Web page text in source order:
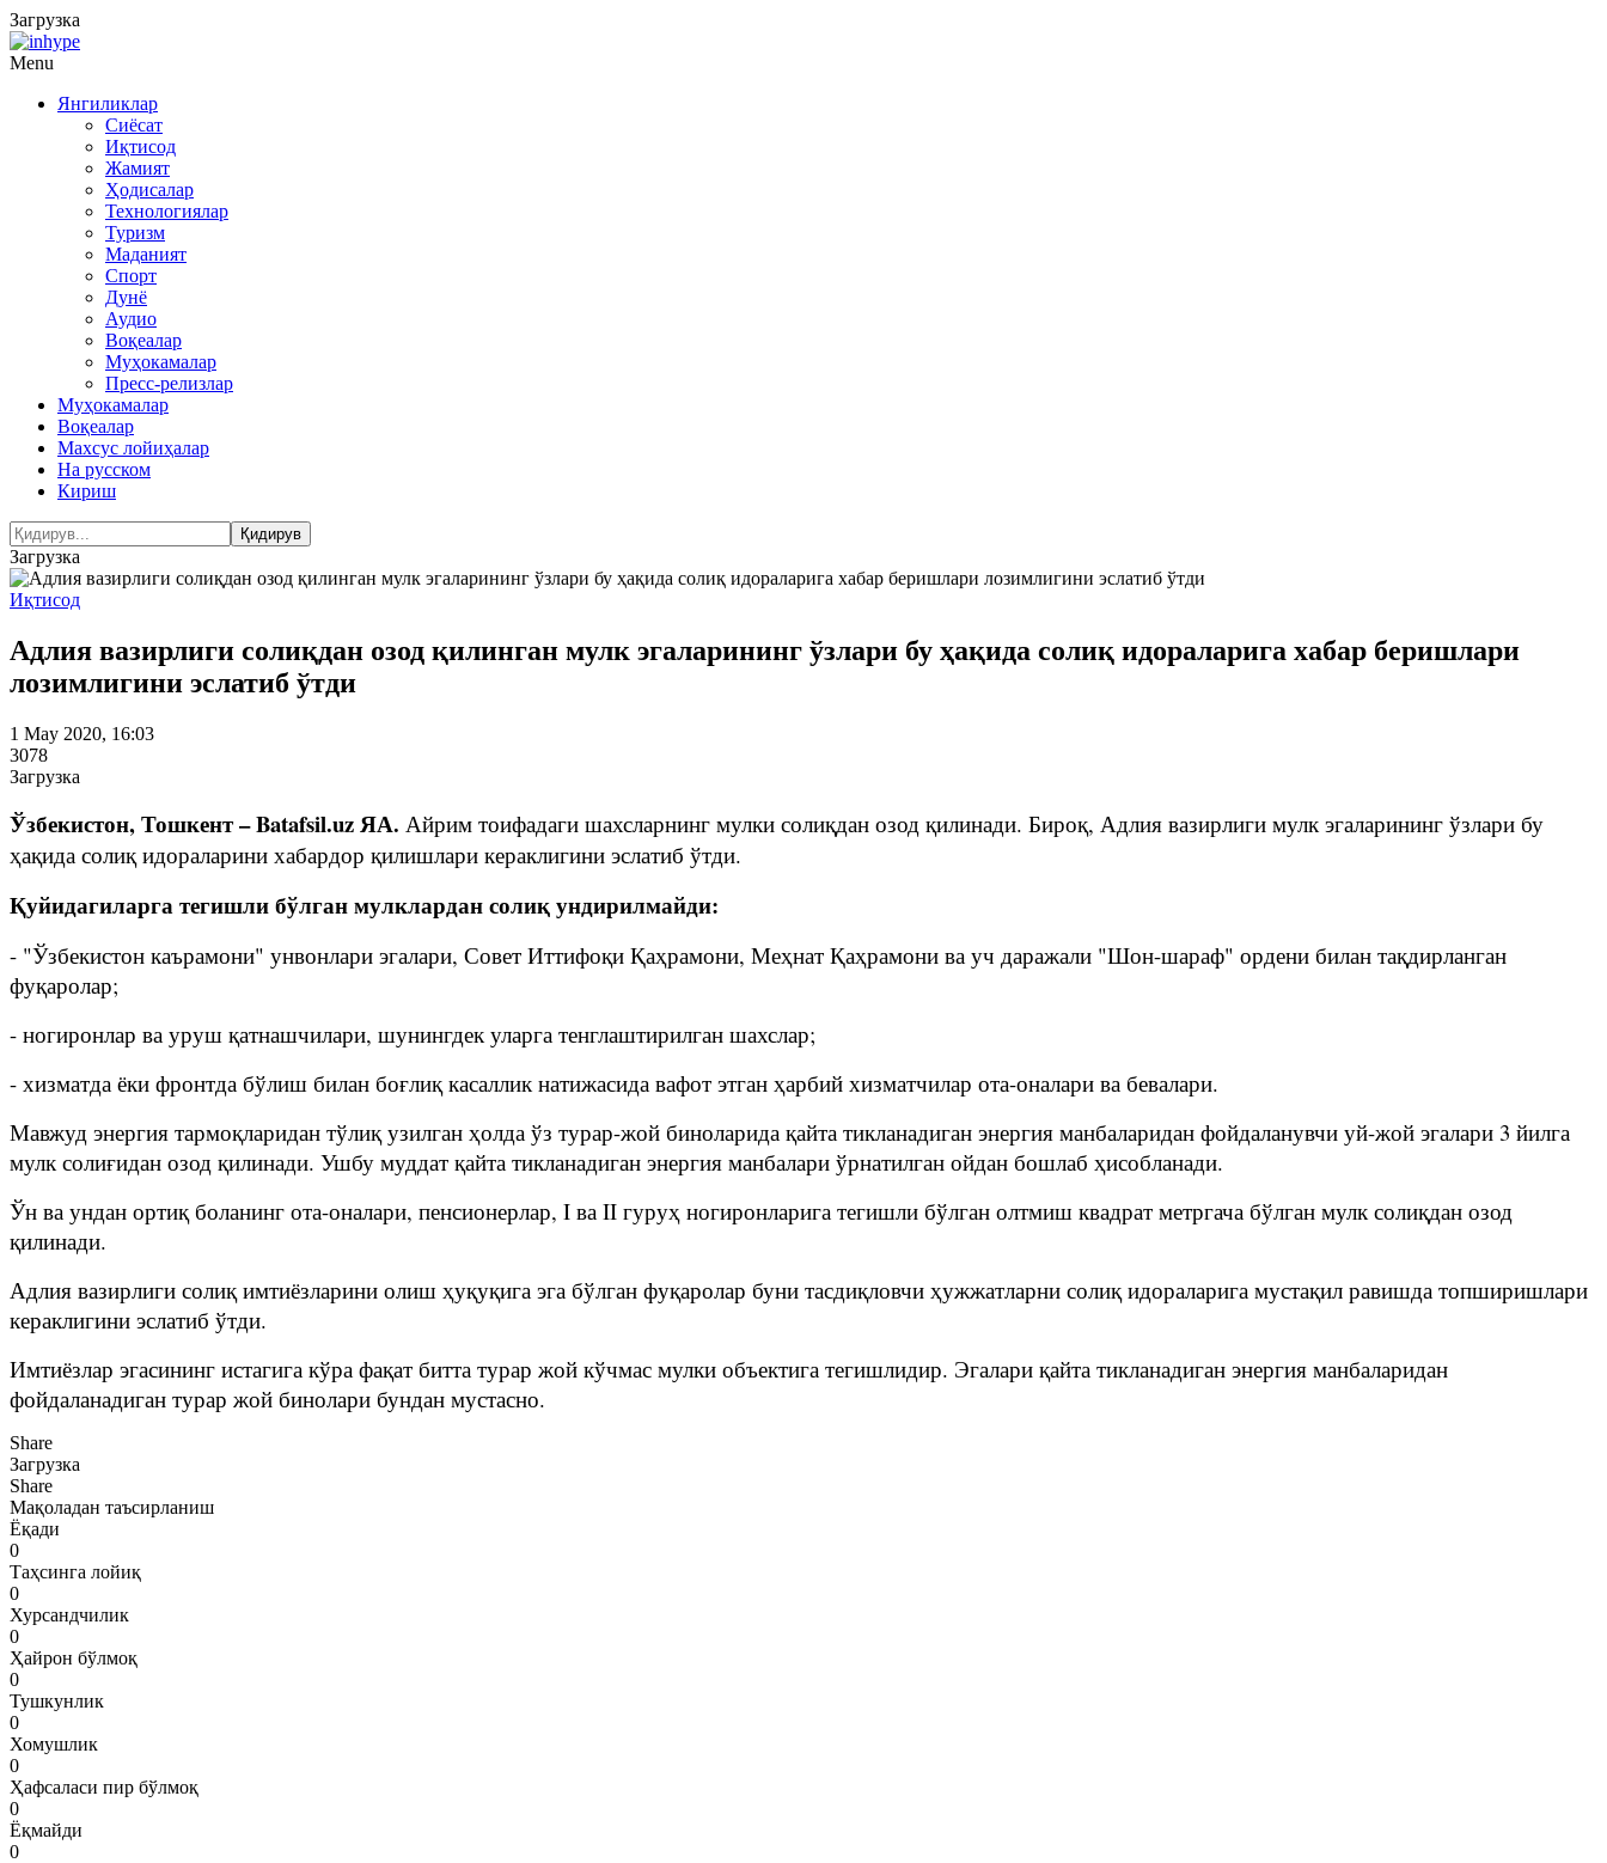
Загрузка
Menu
Янгиликлар
Сиёсат
Иқтисод
Жамият
Ҳодисалар
Технологиялар
Туризм
Маданият
Спорт
Дунё
Аудио
Воқеалар
Муҳокамалар
Пресс-релизлар
Муҳокамалар
Воқеалар
Махсус лойиҳалар
На русском
Кириш
Загрузка
Иқтисод
Адлия вазирлиги солиқдан озод қилинган мулк эгаларининг ўзлари бу ҳақида солиқ идораларига хабар беришлари
лозимлигини эслатиб ўтди
1 May 2020, 16:03
3078
Загрузка
Ўзбекистон, Тошкент – Batafsil.uz ЯА. Айрим тоифадаги шахсларнинг мулки солиқдан озод қилинади. Бироқ, Адлия вазирлиги мулк эгаларининг ўзлари бу
ҳақида солиқ идораларини хабардор қилишлари кераклигини эслатиб ўтди.
Қуйидагиларга тегишли бўлган мулклардан солиқ ундирилмайди:
- "Ўзбекистон каърамони" унвонлари эгалари, Совет Иттифоқи Қаҳрамони, Меҳнат Қаҳрамони ва уч даражали "Шон-шараф" ордени билан тақдирланган
фуқаролар;
- ногиронлар ва уруш қатнашчилари, шунингдек уларга тенглаштирилган шахслар;
- хизматда ёки фронтда бўлиш билан боғлиқ касаллик натижасида вафот этган ҳарбий хизматчилар ота-оналари ва бевалари.
Мавжуд энергия тармоқларидан тўлиқ узилган ҳолда ўз турар-жой биноларида қайта тикланадиган энергия манбаларидан фойдаланувчи уй-жой эгалари 3 йилга
мулк солиғидан озод қилинади. Ушбу муддат қайта тикланадиган энергия манбалари ўрнатилган ойдан бошлаб ҳисобланади.
Ўн ва ундан ортиқ боланинг ота-оналари, пенсионерлар, I ва II гуруҳ ногиронларига тегишли бўлган олтмиш квадрат метргача бўлган мулк солиқдан озод
қилинади.
Адлия вазирлиги солиқ имтиёзларини олиш ҳуқуқига эга бўлган фуқаролар буни тасдиқловчи ҳужжатларни солиқ идораларига мустақил равишда топширишлари
кераклигини эслатиб ўтди.
Имтиёзлар эгасининг истагига кўра фақат битта турар жой кўчмас мулки объектига тегишлидир. Эгалари қайта тикланадиган энергия манбаларидан
фойдаланадиган турар жой бинолари бундан мустасно.
Share
Загрузка
Share
Мақоладан таъсирланиш
Ёқади
0
Таҳсинга лойиқ
0
Хурсандчилик
0
Ҳайрон бўлмоқ
0
Тушкунлик
0
Хомушлик
0
Ҳафсаласи пир бўлмоқ
0
Ёқмайди
0